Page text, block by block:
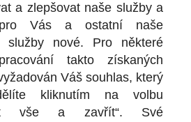
a zlepšovat naše služby a
Vás a ostatní naše
služby nové. Pro některé
takto získaných
Váš souhlas, který
kliknutím na volbu
vše a zavřít“. Své
texty a fotografie uvedené na
stránkách jsou výtvorem a
TRUMF sanace s.r.o.,
how a jako takové požívají
autorských předpisů upravujících
vlastnictví.